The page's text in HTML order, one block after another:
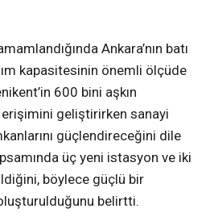
Ankara’nın batı
kapasitesinin önemli ölçüde
600 bini aşkın
geliştirirken sanayi
güçlendireceğini dile
üç yeni istasyon ve iki
böylece güçlü bir
belirtti.